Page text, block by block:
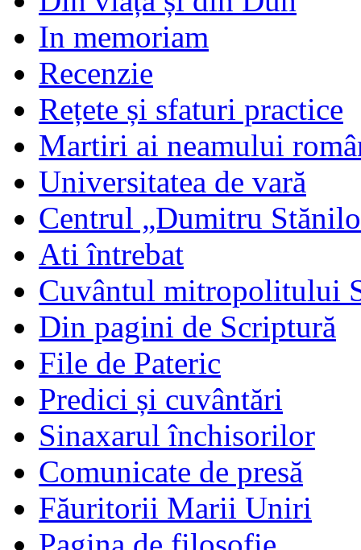
In memoriam
Recenzie
Rețete și sfaturi practice
Martiri ai neamului
Universitatea de vară
Centrul „Dumitru
Ati întrebat
Cuvântul mitropolitului
Din pagini de Scriptură
File de Pateric
Predici și cuvântări
Sinaxarul închisorilor
Comunicate de presă
Făuritorii Marii Uniri